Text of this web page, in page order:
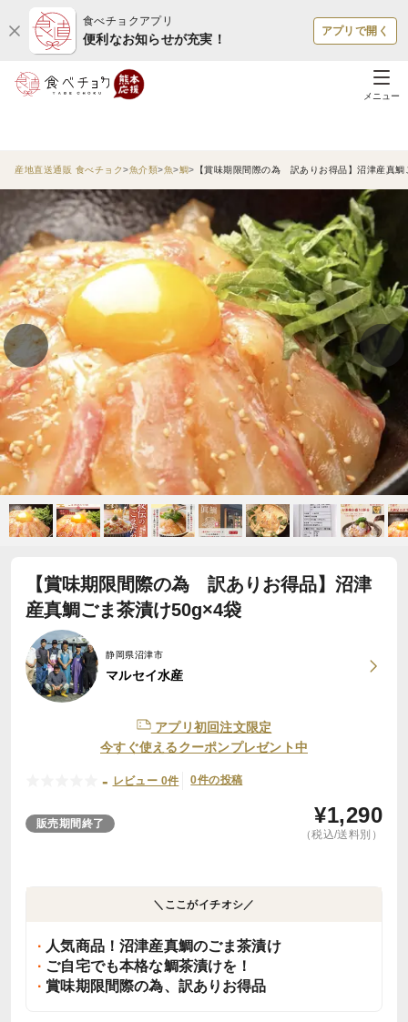
食べチョクアプリ
便利なお知らせが充実！
アプリで開く
メニュー
産地直送通販 食べチョク 魚介類 魚 鯛 【賞味期限間際の為 訳ありお得品】沼津産真
【賞味期限間際の為 訳ありお得品】沼津
産真鯛ごま茶漬け50g×4袋
静岡県沼津市
マルセイ水産
アプリ初回注文限定
今すぐ使えるクーポンプレゼント中
- レビュー 0件 0件の投稿
販売期間終了 ¥1,290
（税込/送料別）
＼ここがイチオシ／
人気商品！沼津産真鯛のごま茶漬け
ご自宅でも本格な鯛茶漬けを！
賞味期限間際の為、訳ありお得品